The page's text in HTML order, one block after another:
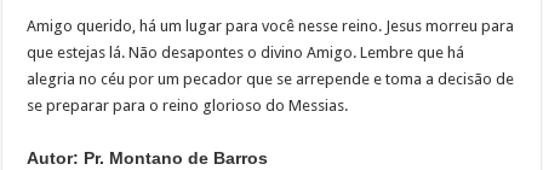
Amigo querido, há um lugar para você nesse reino. Jesus morreu para
que estejas lá. Não desapontes o divino Amigo. Lembre que há
alegria no céu por um pecador que se arrepende e toma a decisão de
se preparar para o reino glorioso do Messias.
Autor: Pr. Montano de Barros